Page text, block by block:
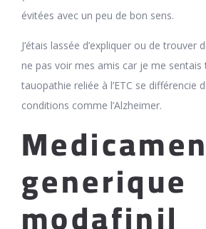
évitées avec un peu de bon sens.
J’étais lassée d’expliquer ou de trouver
ne pas voir mes amis car je me sentais
tauopathie reliée à l’ETC se différencie
conditions comme l’Alzheimer.
generique